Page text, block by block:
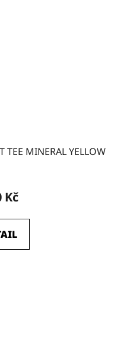
MINERAL YELLOW
Kč